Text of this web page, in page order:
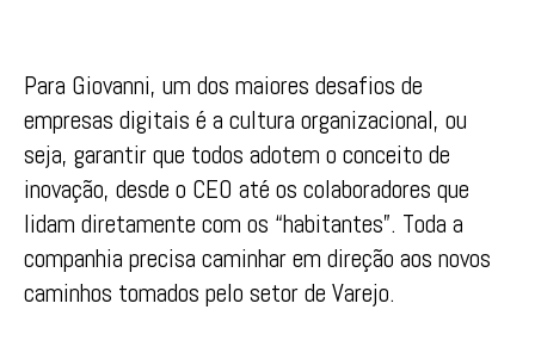
Para Giovanni, um dos maiores desafios de
empresas digitais é a cultura organizacional, ou
seja, garantir que todos adotem o conceito de
inovação, desde o CEO até os colaboradores que
lidam diretamente com os “habitantes”. Toda a
companhia precisa caminhar em direção aos novos
caminhos tomados pelo setor de Varejo.